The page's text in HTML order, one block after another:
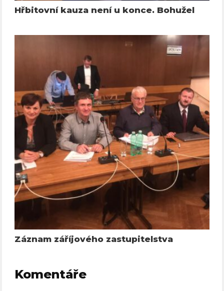
Hřbitovní kauza není u konce. Bohužel
Záznam záříjového zastupitelstva
Komentáře